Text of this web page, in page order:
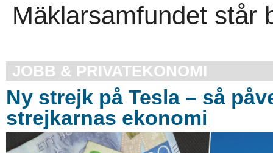
Mäklarsamfundet står
JOBB & PRIVATEKONOMI
Ny strejk på Tesla – så
strejkarnas ekonomi